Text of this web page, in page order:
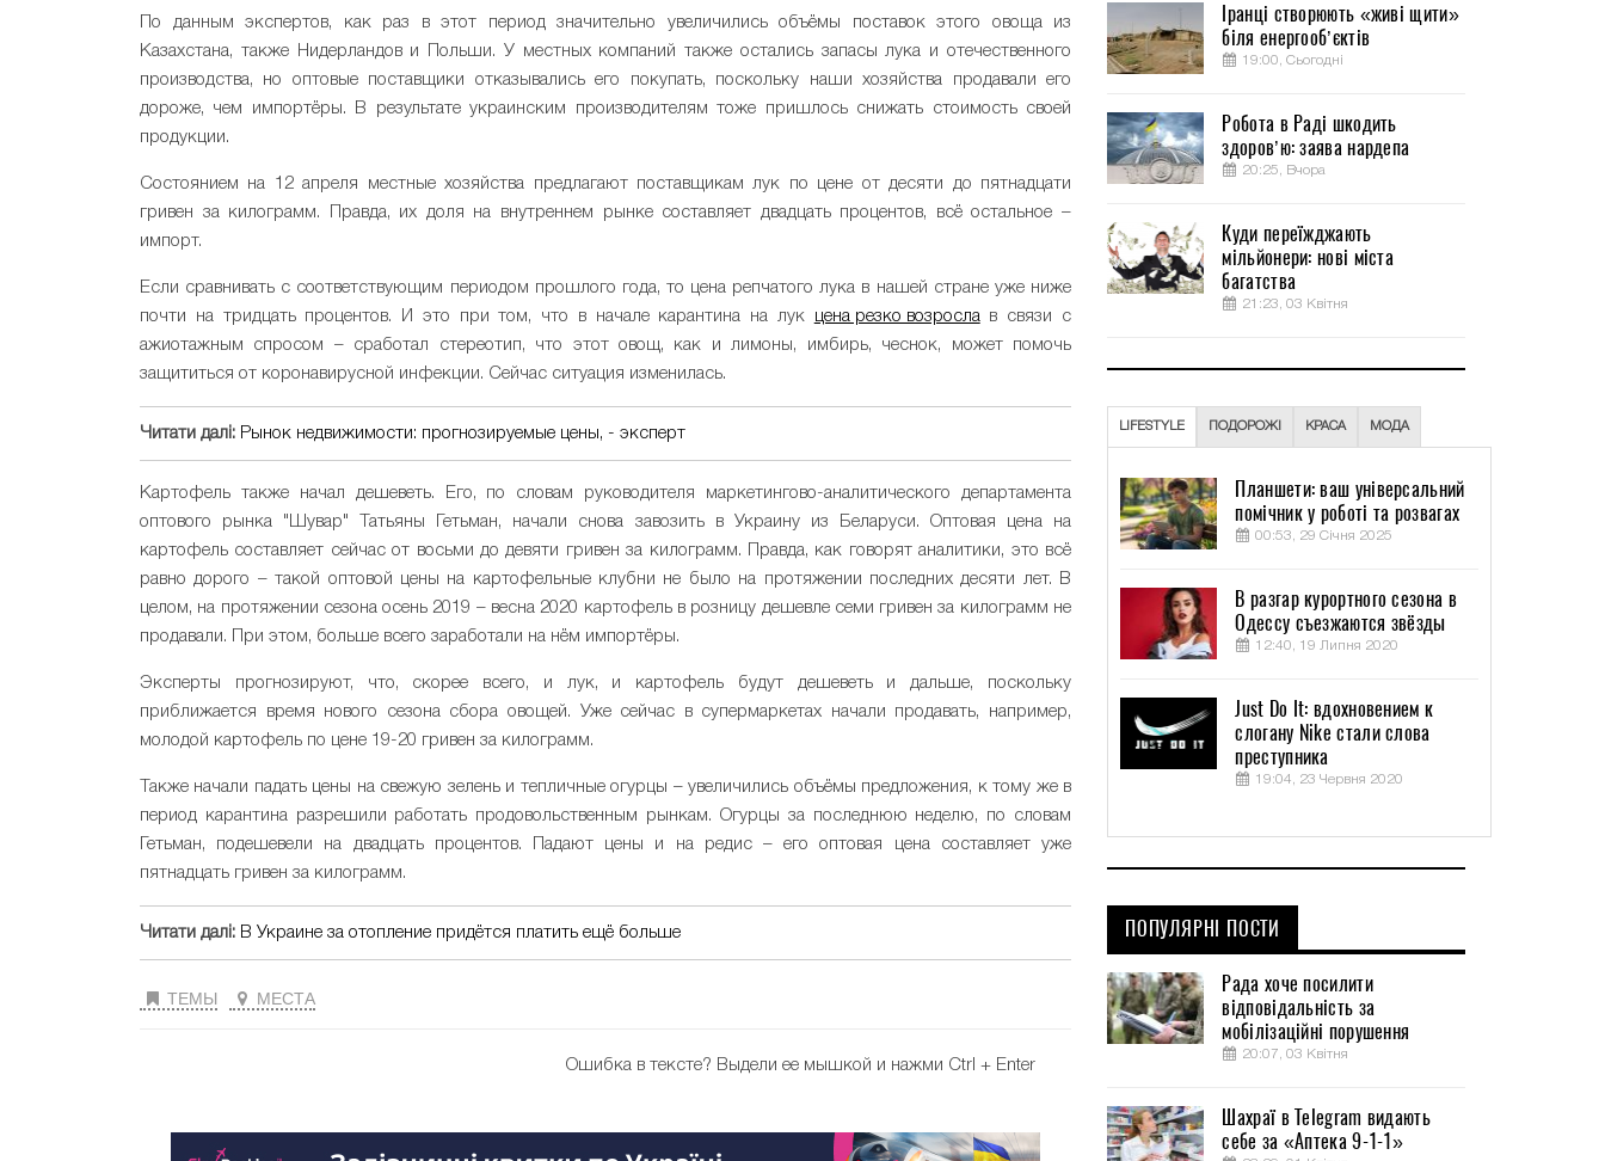
По данным экспертов, как раз в этот период значительно увеличились объёмы поставок этого овоща из
Казахстана, также Нидерландов и Польши. У местных компаний также остались запасы лука и отечественного
производства, но оптовые поставщики отказывались его покупать, поскольку наши хозяйства продавали его
дороже, чем импортёры. В результате украинским производителям тоже пришлось снижать стоимость своей
продукции.
Состоянием на 12 апреля местные хозяйства предлагают поставщикам лук по цене от десяти до пятнадцати
гривен за килограмм. Правда, их доля на внутреннем рынке составляет двадцать процентов, всё остальное –
импорт.
Если сравнивать с соответствующим периодом прошлого года, то цена репчатого лука в нашей стране уже ниже
почти на тридцать процентов. И это при том, что в начале карантина на лук цена резко возрослав связи с
ажиотажным спросом – сработал стереотип, что этот овощ, как и лимоны, имбирь, чеснок, может помочь
защититься от коронавирусной инфекции. Сейчас ситуация изменилась.
Читати далі: Рынок недвижимости: прогнозируемые цены, - эксперт
Картофель также начал дешеветь. Его, по словам руководителя маркетингово-аналитического департамента
оптового рынка "Шувар" Татьяны Гетьман, начали снова завозить в Украину из Беларуси. Оптовая цена на
картофель составляет сейчас от восьми до девяти гривен за килограмм. Правда, как говорят аналитики, это всё
равно дорого – такой оптовой цены на картофельные клубни не было на протяжении последних десяти лет. В
целом, на протяжении сезона осень 2019 – весна 2020 картофель в розницу дешевле семи гривен за килограмм не
продавали. При этом, больше всего заработали на нём импортёры.
Эксперты прогнозируют, что, скорее всего, и лук, и картофель будут дешеветь и дальше, поскольку
приближается время нового сезона сбора овощей. Уже сейчас в супермаркетах начали продавать, например,
молодой картофель по цене 19-20 гривен за килограмм.
Также начали падать цены на свежую зелень и тепличные огурцы – увеличились объёмы предложения, к тому же в
период карантина разрешили работать продовольственным рынкам. Огурцы за последнюю неделю, по словам
Гетьман, подешевели на двадцать процентов. Падают цены и на редис – его оптовая цена составляет уже
пятнадцать гривен за килограмм.
Читати далі: В Украине за отопление придётся платить ещё больше
ТЕМЫ МЕСТА
Ошибка в тексте? Выдели ее мышкой и нажми Ctrl + Enter
Іранці створюють «живі щити»
біля енергооб’єктів
19:00, Сьогодні
Робота в Раді шкодить
здоров’ю: заява нардепа
20:25, Вчора
Куди переїжджають
мільйонери: нові міста
багатства
21:23, 03 Квітня
LIFESTYLE ПОДОРОЖІ КРАСА МОДА
Планшети: ваш універсальний
помічник у роботі та розвагах
00:53, 29 Січня 2025
В разгар курортного сезона в
Одессу съезжаются звёзды
12:40, 19 Липня 2020
Just Do It: вдохновением к
слогану Nike стали слова
преступника
19:04, 23 Червня 2020
ПОПУЛЯРНІ ПОСТИ
Рада хоче посилити
відповідальність за
мобілізаційні порушення
20:07, 03 Квітня
Шахраї в Telegram видають
себе за «Аптека 9-1-1»